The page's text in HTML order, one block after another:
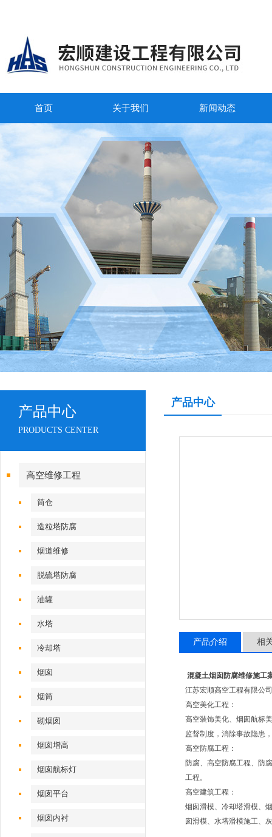
首页 关于我们 新闻动态
产品中心
PRODUCTS CENTER
高空维修工程
筒仓
造粒塔防腐
烟道维修
脱硫塔防腐
油罐
水塔
冷却塔
烟囱
烟筒
砌烟囱
烟囱增高
烟囱航标灯
烟囱平台
烟囱内衬
产品中心
产品介绍 相
混凝土烟囱防腐维修施工
江苏宏顺高空工程有限公司
高空美化工程：
高空装饰美化、烟囱航标
监督制度，消除事故隐患
高空防腐工程：
防腐、高空防腐工程、防
工程。
高空建筑工程：
烟囱滑模、冷却塔滑模、
囱滑模、水塔滑模施工、